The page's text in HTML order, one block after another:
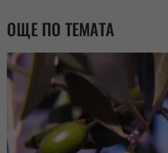
ОЩЕ ПО ТЕМАТА